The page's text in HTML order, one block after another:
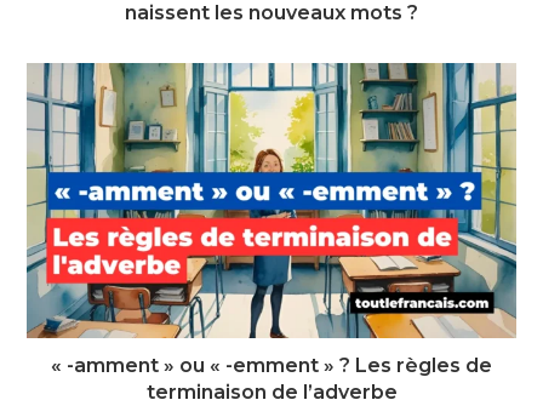
naissent les nouveaux mots ?
« -amment » ou « -emment » ? Les règles de
terminaison de l’adverbe